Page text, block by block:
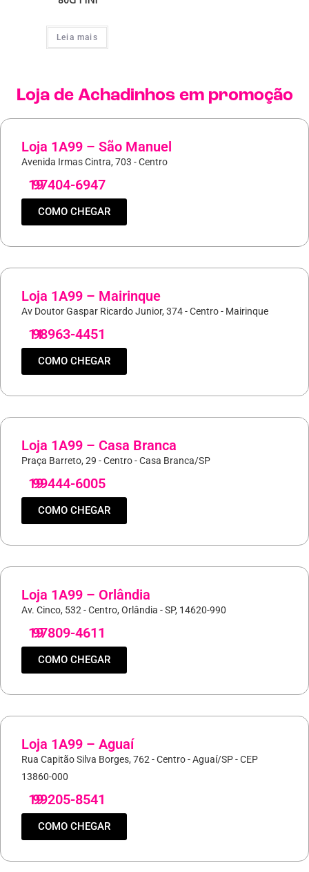
Leia mais
Loja de Achadinhosem promoção
Loja 1A99 – São Manuel
Avenida Irmas Cintra, 703 - Centro
19
97404-6947
COMO CHEGAR
Loja 1A99 – Mairinque
Av Doutor Gaspar Ricardo Junior, 374 - Centro - Mairinque
11
98963-4451
COMO CHEGAR
Loja 1A99 – Casa Branca
Praça Barreto, 29 - Centro - Casa Branca/SP
19
99444-6005
COMO CHEGAR
Loja 1A99 – Orlândia
Av. Cinco, 532 - Centro, Orlândia - SP, 14620-990
19
97809-4611
COMO CHEGAR
Loja 1A99 – Aguaí
Rua Capitão Silva Borges, 762 - Centro - Aguaí/SP - CEP
13860-000
19
99205-8541
COMO CHEGAR